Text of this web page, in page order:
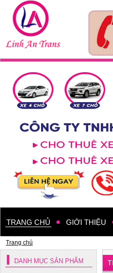
TRANG CHỦ GIỚI THIỆU
Trang chủ
DANH MỤC SẢN PHẨM
Xe 4 chỗ - Kia Cerato